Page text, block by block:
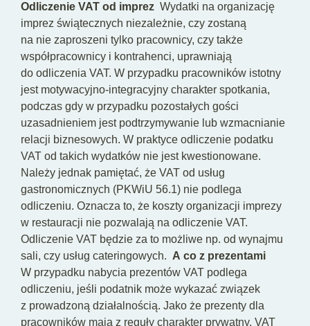
Odliczenie VAT od imprez Wydatki na organizację
imprez świątecznych niezależnie, czy zostaną
na nie zaproszeni tylko pracownicy, czy także
współpracownicy i kontrahenci, uprawniają
do odliczenia VAT. W przypadku pracowników istotny
jest motywacyjno-integracyjny charakter spotkania,
podczas gdy w przypadku pozostałych gości
uzasadnieniem jest podtrzymywanie lub wzmacnianie
relacji biznesowych. W praktyce odliczenie podatku
VAT od takich wydatków nie jest kwestionowane.
Należy jednak pamiętać, że VAT od usług
gastronomicznych (PKWiU 56.1) nie podlega
odliczeniu. Oznacza to, że koszty organizacji imprezy
w restauracji nie pozwalają na odliczenie VAT.
Odliczenie VAT będzie za to możliwe np. od wynajmu
sali, czy usług cateringowych. A co z prezentami
W przypadku nabycia prezentów VAT podlega
odliczeniu, jeśli podatnik może wykazać związek
z prowadzoną działalnością. Jako że prezenty dla
pracowników mają z reguły charakter prywatny, VAT